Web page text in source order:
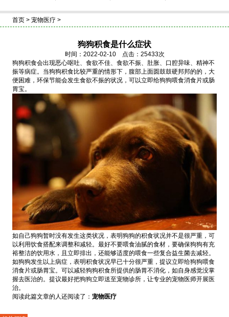
首页 > 宠物医疗 >
狗狗积食是什么症状
时间：2022-02-10 点击：25433次
狗狗积食会出现恶心呕吐、食欲不佳、食欲不振、肚胀、口腔异味、精神不
振等病症。当狗狗积食比较严重的情形下，腹部上面圆鼓鼓硬邦邦的的，大
便困难，环保节能会发生食欲不振的状况，可以立即给狗狗喂食消食片或肠
胃宝。
如自己狗狗暂时没有发生这类状况，表明狗狗的积食状况并不是很严重，可
以利用饮食搭配来调整和减轻。最好不要喂食油腻的食材，要确保狗狗有充
裕整洁的饮用水，且立即排出，还能够适度的喂食一些复合益生菌去减轻。
如狗狗发生以上病症，表明积食状况早已十分很严重，提议立即给狗狗喂食
消食片或肠胃宝。可以减轻狗狗积食所提供的肠胃不消化，如自身感觉没掌
握去医治的。提议最好把狗狗立即送至宠物诊所，让专业的宠物医师开展医
治。
阅读此篇文章的人还阅读了： 宠物医疗